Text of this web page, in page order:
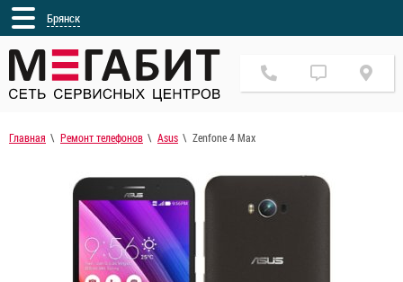
Брянск
Главная Ремонт телефонов Asus Zenfone 4 Max